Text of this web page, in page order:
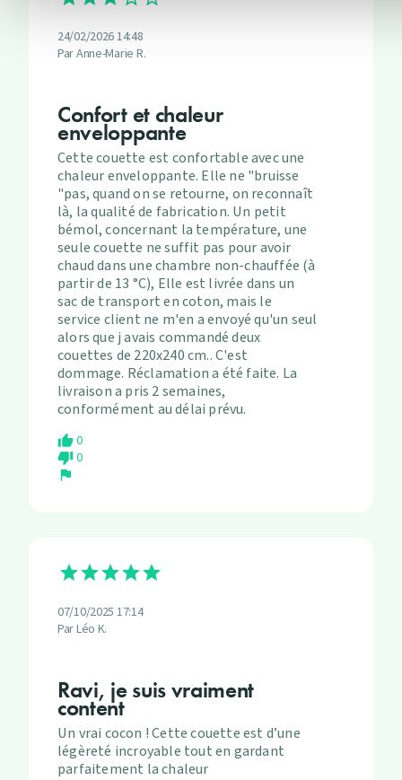
24/02/2026 14:48
Par Anne-Marie R.
Confort et chaleur
enveloppante
Cette couette est confortable avec une
chaleur enveloppante. Elle ne "bruisse
"pas, quand on se retourne, on reconnaît
là, la qualité de fabrication. Un petit
bémol, concernant la température, une
seule couette ne suffit pas pour avoir
chaud dans une chambre non-chauffée (à
partir de 13 °C), Elle est livrée dans un
sac de transport en coton, mais le
service client ne m'en a envoyé qu'un seul
alors que j avais commandé deux
couettes de 220x240 cm.. C'est
dommage. Réclamation a été faite. La
livraison a pris 2 semaines,
conformément au délai prévu.
thumb_up0
thumb_down0
flag
07/10/2025 17:14
Par Léo K.
Ravi, je suis vraiment
content
Un vrai cocon ! Cette couette est d’une
légèreté incroyable tout en gardant
parfaitement la chaleur